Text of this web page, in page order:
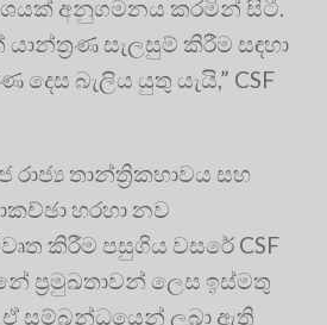
අනුගමනය කරමින් සිටී.
සැලසුම් කිරීම සඳහා
දෙස බැලිය යුතු යැයි,” CSF
තාන්ත්‍රිකභාවය සහ
හරහා නව
කිරීම පසුගිය වසරේ CSF
ප්‍රමුඛතාවන් ලෙස ඉස්මතු
ඒ සම්බන්ධයෙන් ලබා ඇති